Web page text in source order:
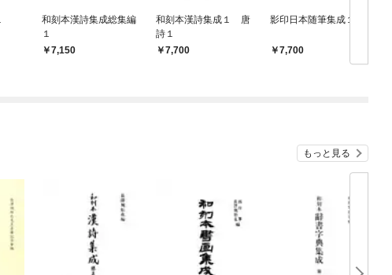
和刻本漢詩集成総集編
１
7,150
和刻本漢詩集成１ 唐
詩１
7,700
影印日本随筆集成１
7,700
もっと見る